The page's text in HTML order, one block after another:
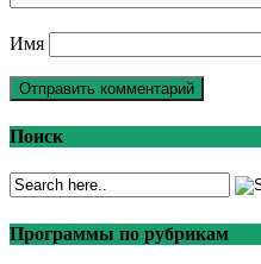
Имя
Поиск
Программы по рубрикам